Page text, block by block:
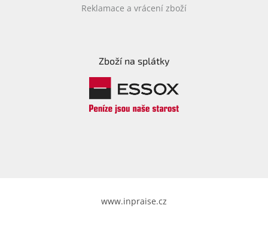
Reklamace a vrácení zboží
Zboží na splátky
www.inpraise.cz